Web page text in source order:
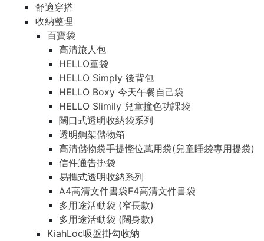
舒適穿搭
收納整理
百寶袋
高清旅人包
HELLO童袋
HELLO Simply 後背包
HELLO Boxy 今天午餐自己袋
HELLO Slimily 兒童撞色功課袋
闊口式透明收納袋系列
透明鋼架儲物箱
高清儲物袋手提慳位萬用袋(兒童睡袋專用提袋)
信件通告掛袋
易攜式透明收納系列
A4高清文件書袋F4高清文件書袋
多用途活動袋 (窄長款)
多用途活動袋 (闊身款)
KiahLoc吸盤掛勾收納